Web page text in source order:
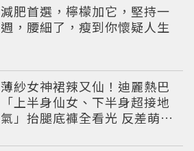
減肥首選，檸檬加它，堅持一
週，腰細了，瘦到你懷疑人生
薄紗女神裙辣又仙！迪麗熱巴
「上半身仙女、下半身超接地
氣」抬腿底褲全看光 反差萌穿